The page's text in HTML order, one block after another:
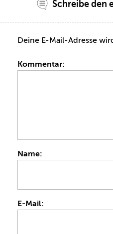
Schreibe den
Deine E-Mail-Adresse
Kommentar:
Name:
E-Mail: